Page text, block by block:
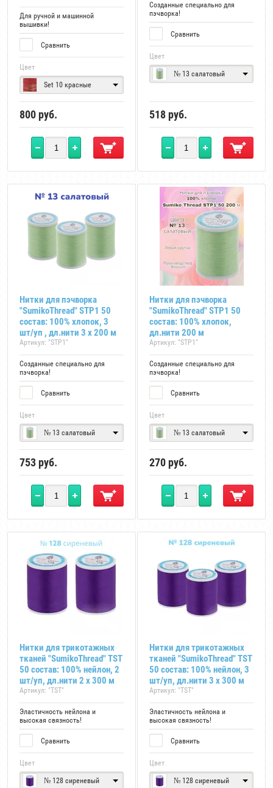
Для ручной и машинной
вышивки!
Сравнить
Цвет
Set 10 красные
800 руб.
Созданные специально для
пэчворка!
Сравнить
Цвет
№ 13 салатовый
518 руб.
Нитки для пэчворка
"SumikoThread" STP1 50
состав: 100% хлопок, 3
шт/уп , дл.нити 3 х 200 м
Артикул: "STP1"
Созданные специально для
пэчворка!
Сравнить
Цвет
№ 13 салатовый
753 руб.
Нитки для пэчворка
"SumikoThread" STP1 50
состав: 100% хлопок,
дл.нити 200 м
Артикул: "STP1"
Созданные специально для
пэчворка!
Сравнить
Цвет
№ 13 салатовый
270 руб.
Нитки для трикотажных
тканей "SumikoThread" TST
50 состав: 100% нейлон, 2
шт/уп, дл.нити 2 х 300 м
Артикул: "TST"
Эластичность нейлона и
высокая связность!
Сравнить
Цвет
№ 128 сиреневый
Нитки для трикотажных
тканей "SumikoThread" TST
50 состав: 100% нейлон, 3
шт/уп, дл.нити 3 х 300 м
Артикул: "TST"
Эластичность нейлона и
высокая связность!
Сравнить
Цвет
№ 128 сиреневый